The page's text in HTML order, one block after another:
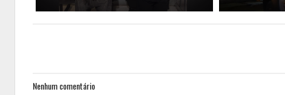
Nenhum comentário